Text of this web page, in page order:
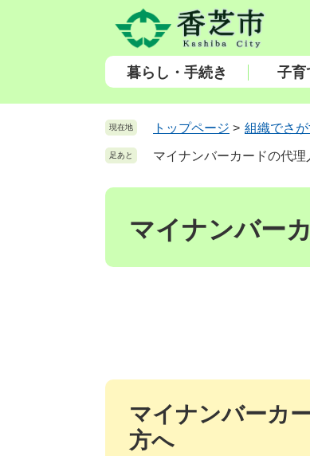
頭
飛
暮らし・手続き 子育
現在地 トップページ > 組織でさが
足あと マイナンバーカードの代理
本
マイナンバー
マイナンバーカ
方へ